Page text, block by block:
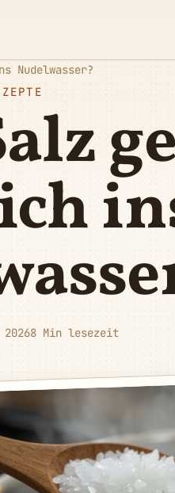
8 Min lesezeit